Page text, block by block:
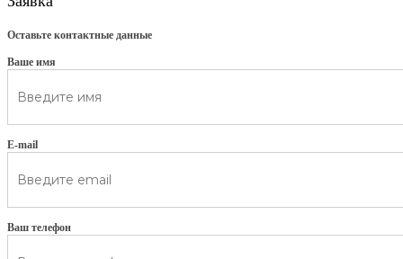
Оставьте контактные данные
Ваше имя
E-mail
Ваш телефон